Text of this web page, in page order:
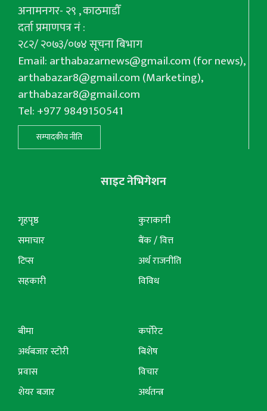
अनामनगर- २९ , काठमाडौँ
दर्ता प्रमाणपत्र नं :
२८२/ २०७३/०७४ सूचना बिभाग
Email:arthabazarnews@gmail.com(for news),
arthabazar8@gmail.com(Marketing),
arthabazar8@gmail.com
Tel: +977 9849150541
सम्पादकीय नीति
साइट नेभिगेशन
गृहपृष्ठ
समाचार
टिप्स
सहकारी
कुराकानी
बैंक / वित्त
अर्थ राजनीति
विविध
बीमा
अर्थबजार स्टोरी
प्रवास
शेयर बजार
कर्पोरेट
बिशेष
विचार
अर्थतन्त्र